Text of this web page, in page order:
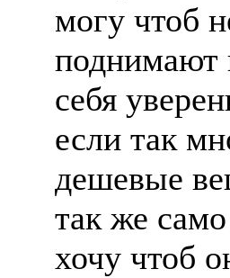
могу чтоб
поднимают
себя
если так
дешевые
так же
хочу чтоб